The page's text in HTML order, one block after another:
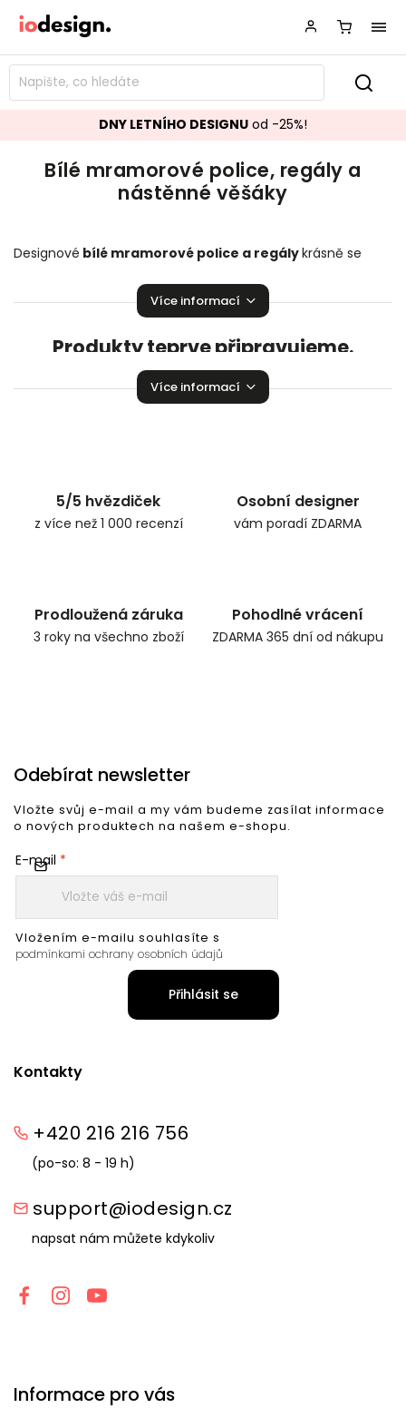
DNY LETNÍHO DESIGNU od -25%!
Bílé mramorové police, regály a
nástěnné věšáky
Designové bílé mramorové police a regálykrásně se
nástěnné věšáky
které zaručeně rozzáří vaší
Více informací
Produkty teprve připravujeme.
Můžete se ale podívat na ostatní kategorie.
Více informací
5/5 hvězdiček
z více než 1 000 recenzí
Osobní designer
vám poradí ZDARMA
Prodloužená záruka
3 roky na všechno zboží
Pohodlné vrácení
ZDARMA 365 dní od nákupu
Kontakty
+420 216 216 756
(po-so: 8 - 19 h)
support@iodesign.cz
napsat nám můžete kdykoliv
Informace pro vás
Odebírat newsletter
Vložte svůj e-mail a my vám budeme zasílat informace
o nových produktech na našem e-shopu.
E-mail
Vložením e-mailu souhlasíte s
podmínkami ochrany osobních údajů
Přihlásit se